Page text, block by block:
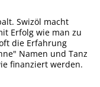
Swizöl macht
Erfolg wie man zu
die Erfahrung
Namen und Tanz
finanziert werden.